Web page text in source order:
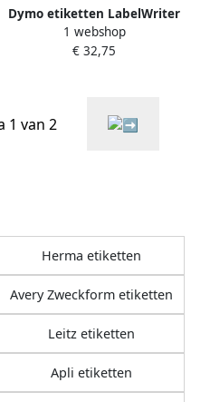
Dymo etiketten LabelWriter
ft 70 x 54 mm voor
voedingsindustrie wit 400
1 webshop
€ 32,75
1 van 2
Herma etiketten
Avery Zweckform etiketten
Leitz etiketten
Apli etiketten